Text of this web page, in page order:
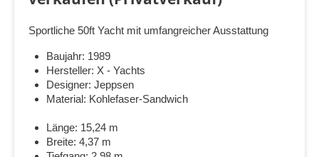
Sportliche 50ft Yacht mit umfangreicher Ausstattung
Baujahr: 1989
Hersteller: X - Yachts
Designer: Jeppsen
Material: Kohlefaser-Sandwich
Länge: 15,24 m
Breite: 4,37 m